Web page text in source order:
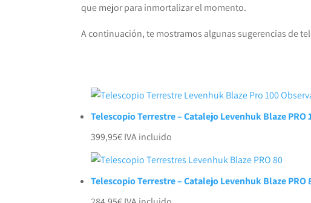
que mejor para inmortalizar el momento.
A continuación, te mostramos algunas sugerencias de
Telescopio Terrestre – Catalejo Levenhuk Blaze PRO
399,95€IVA incluido
Telescopio Terrestre – Catalejo Levenhuk Blaze PRO